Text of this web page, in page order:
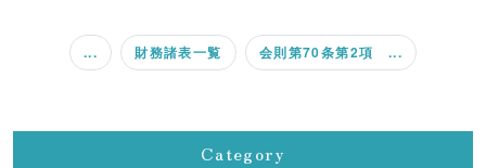
... 財務諸表一覧 会則第70条第2項 ...
Category